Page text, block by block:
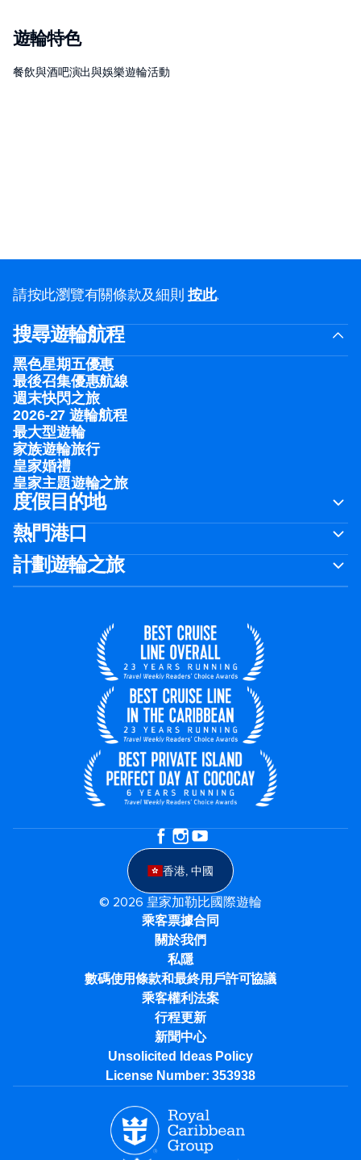
遊輪特色
餐飲與酒吧演出與娛樂遊輪活動
請按此瀏覽有關條款及細則按此.
搜尋遊輪航程
黑色星期五優惠
最後召集優惠航線
週末快閃之旅
2026-27 遊輪航程
最大型遊輪
家族遊輪旅行
皇家婚禮
皇家主題遊輪之旅
度假目的地
熱門港口
計劃遊輪之旅
香港, 中國
© 2026 皇家加勒比國際遊輪
乘客票據合同
關於我們
私隱
數碼使用條款和最終用戶許可協議
乘客權利法案
行程更新
新聞中心
Unsolicited Ideas Policy
License Number: 353938